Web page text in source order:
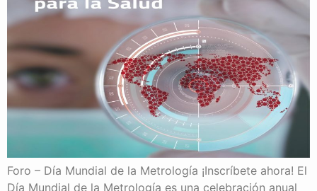
Foro – Día Mundial de la Metrología ¡Inscríbete ahora! El
Día Mundial de la Metrología es una celebración anual